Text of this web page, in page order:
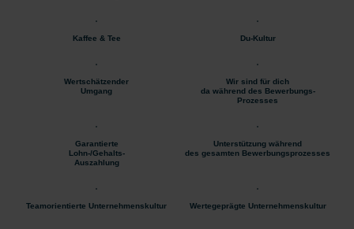
Kaffee & Tee Du-Kultur
Wertschätzender
Umgang
Wir sind für dich
da während des Bewerbungs-
Prozesses
Garantierte
Lohn-/Gehalts-
Auszahlung
Unterstützung während
des gesamten Bewerbungsprozesses
Teamorientierte Unternehmenskultur Wertegeprägte Unternehmenskultur